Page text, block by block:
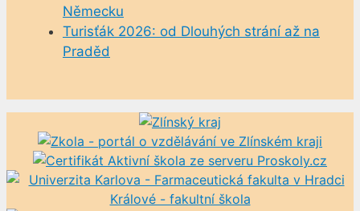
Německu
Turisťák 2026: od Dlouhých strání až na
Praděd